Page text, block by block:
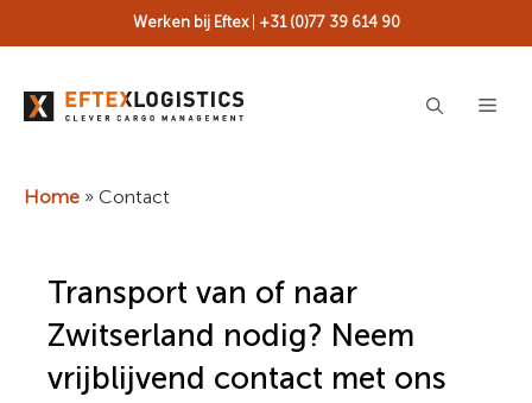
inhoud
Werken bij Eftex| +31 (0)77 39 614 90
Home » Contact
Transport van of naar
Zwitserland nodig? Neem
vrijblijvend contact met ons